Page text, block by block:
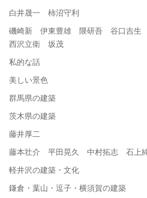
白井晟一 柿沼守利
磯崎新 伊東豊雄 隈研吾 谷口吉
西沢立衛 坂茂
私的な話
美しい景色
群馬県の建築
茨木県の建築
藤井厚二
藤本壮介 平田晃久 中村拓志 石上
軽井沢の建築・文化
鎌倉・葉山・逗子・横須賀の建築